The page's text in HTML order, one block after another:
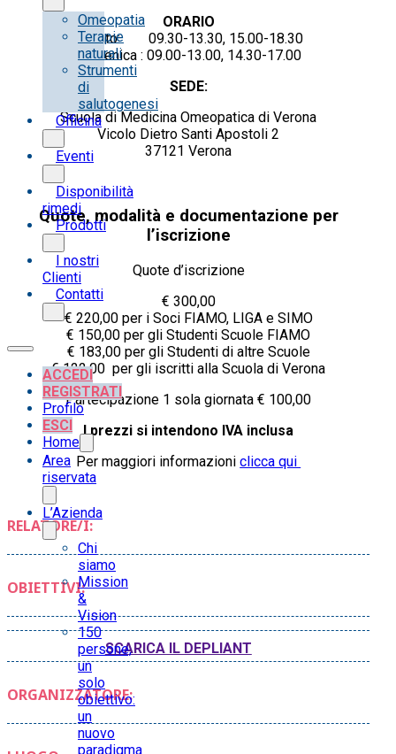
Omeopatia
Terapie
naturali
Strumenti
di
salutogenesi
Officina
Eventi
Disponibilità
rimedi
Prodotti
I nostri
Clienti
Contatti
ACCEDI
REGISTRATI
Profilo
ESCI
Home
Area
riservata
L’Azienda
Chi
siamo
Mission
&
Vision
150
persone,
un
solo
obiettivo:
un
nuovo
paradigma
ORARIO
Sabato: 09.30-13.30, 15.00-18.30
Domenica : 09.00-13.00, 14.30-17.00
SEDE:
Scuola di Medicina Omeopatica di Verona
Vicolo Dietro Santi Apostoli 2
37121 Verona
Quote, modalità e documentazione per
l’iscrizione
Quote d’iscrizione
€ 300,00
€ 220,00 per i Soci FIAMO, LIGA e SIMO
€ 150,00 per gli Studenti Scuole FIAMO
€ 183,00 per gli Studenti di altre Scuole
€ 122,00 per gli iscritti alla Scuola di Verona
Partecipazione 1 sola giornata € 100,00
I prezzi si intendono IVA inclusa
Per maggiori informazioniclicca qui
RELATORE/I:
OBIETTIVI:
SCARICA IL DEPLIANT
ORGANIZZATORE: